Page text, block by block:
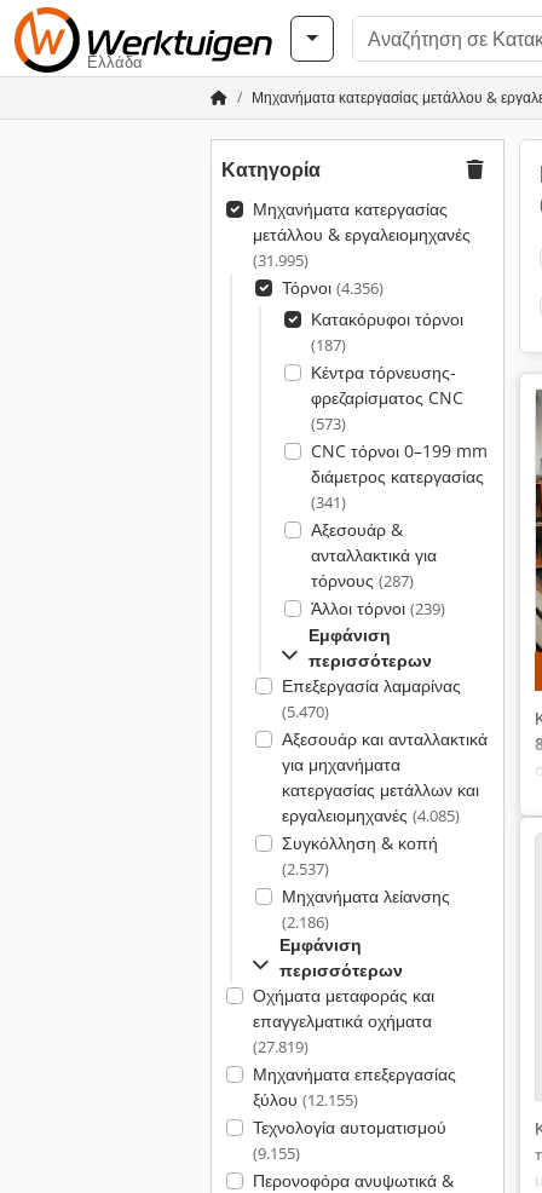
Ελλάδα
Μηχανήματα κατεργασίας μετάλλου &
Κατηγορία
Μηχανήματα κατεργασίας
μετάλλου & εργαλειομηχανές
(31.995)
Τόρνοι (4.356)
Κατακόρυφοι τόρνοι
(187)
Κέντρα τόρνευσης-
φρεζαρίσματος CNC
(573)
CNC τόρνοι 0–199 mm
διάμετρος κατεργασίας
(341)
Αξεσουάρ &
ανταλλακτικά για
τόρνους (287)
Άλλοι τόρνοι (239)
Εμφάνιση
περισσότερων
Επεξεργασία λαμαρίνας
(5.470)
Αξεσουάρ και ανταλλακτικά
για μηχανήματα
κατεργασίας μετάλλων και
εργαλειομηχανές (4.085)
Συγκόλληση & κοπή
(2.537)
Μηχανήματα λείανσης
(2.186)
Εμφάνιση
περισσότερων
Οχήματα μεταφοράς και
επαγγελματικά οχήματα
(27.819)
Μηχανήματα επεξεργασίας
ξύλου (12.155)
Τεχνολογία αυτοματισμού
(9.155)
Περονοφόρα ανυψωτικά &